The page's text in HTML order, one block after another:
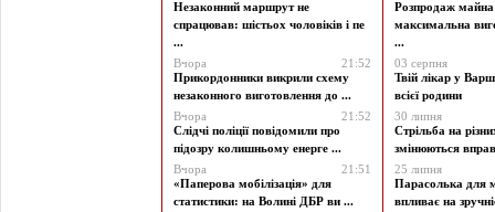
Незаконний маршрут не
спрацював: шістьох чоловіків і пе
...
Вчора
21:52
Прикордонники викрили схему
незаконного виготовлення до ...
Вчора
21:52
Слідчі поліції повідомили про
підозру колишньому енерге ...
Вчора
21:51
«Паперова мобілізація» для
статистики: на Волині ДБР ви ...
Розпродаж майна
максимальна
...
03 серпня
Твій лікар у
всієї родини
30 липня
Стрільба на
змінюються
25 липня
Парасолька для
впливає на